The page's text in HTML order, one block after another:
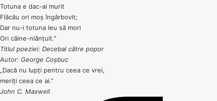
Totuna e dac-ai murit
Flăcău ori moș îngârbovit;
Dar nu-i totuna leu să mori
Ori câine-nlănțuit."
Titlul poeziei: Decebal către popor
Autor: George Coșbuc
„Dacă nu lupți pentru ceea ce vrei,
meriți ceea ce ai.”
John C. Maxwell